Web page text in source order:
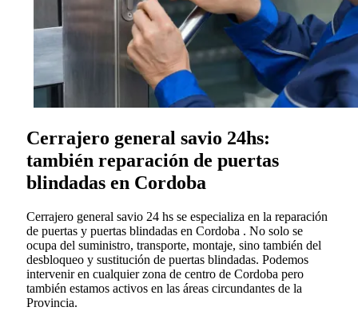
Cerrajero general savio 24hs:
también reparación de puertas
blindadas en Cordoba
Cerrajero general savio 24 hs se especializa en la reparación
de puertas y puertas blindadas en Cordoba . No solo se
ocupa del suministro, transporte, montaje, sino también del
desbloqueo y sustitución de puertas blindadas. Podemos
intervenir en cualquier zona de centro de Cordoba pero
también estamos activos en las áreas circundantes de la
Provincia.